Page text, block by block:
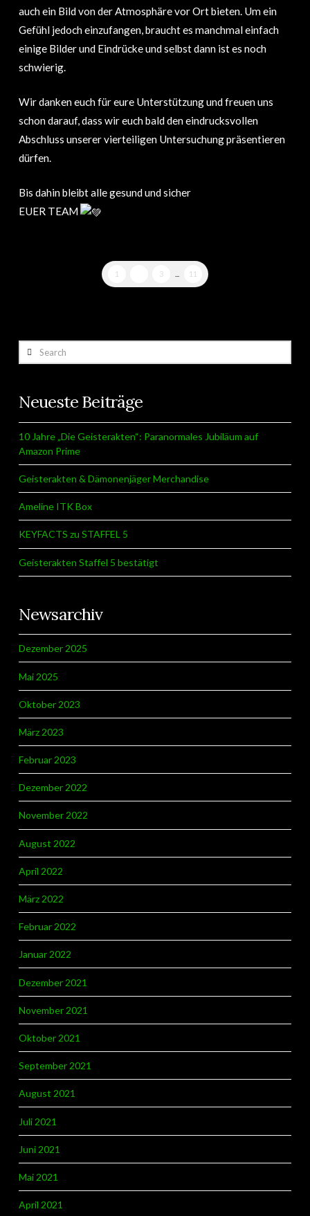
auch ein Bild von der Atmosphäre vor Ort bieten. Um ein
Gefühl jedoch einzufangen, braucht es manchmal einfach
einige Bilder und Eindrücke und selbst dann ist es noch
schwierig.
Wir danken euch für eure Unterstützung und freuen uns
schon darauf, dass wir euch bald den eindrucksvollen
Abschluss unserer vierteiligen Untersuchung präsentieren
dürfen.
Bis dahin bleibt alle gesund und sicher
EUER TEAM
1 3 11
Search
Neueste Beiträge
10 Jahre „Die Geisterakten“: Paranormales Jubiläum auf
Amazon Prime
Geisterakten & Dämonenjäger Merchandise
Ameline ITK Box
KEYFACTS zu STAFFEL 5
Geisterakten Staffel 5 bestätigt
Newsarchiv
Dezember 2025
Mai 2025
Oktober 2023
März 2023
Februar 2023
Dezember 2022
November 2022
August 2022
April 2022
März 2022
Februar 2022
Januar 2022
Dezember 2021
November 2021
Oktober 2021
September 2021
August 2021
Juli 2021
Juni 2021
Mai 2021
April 2021